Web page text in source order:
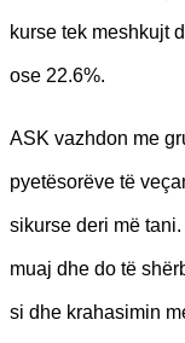
kurse tek meshkujt
ose 22.6%.
ASK vazhdon me
pyetësorëve të
sikurse deri më
muaj dhe do të
si dhe krahasimin